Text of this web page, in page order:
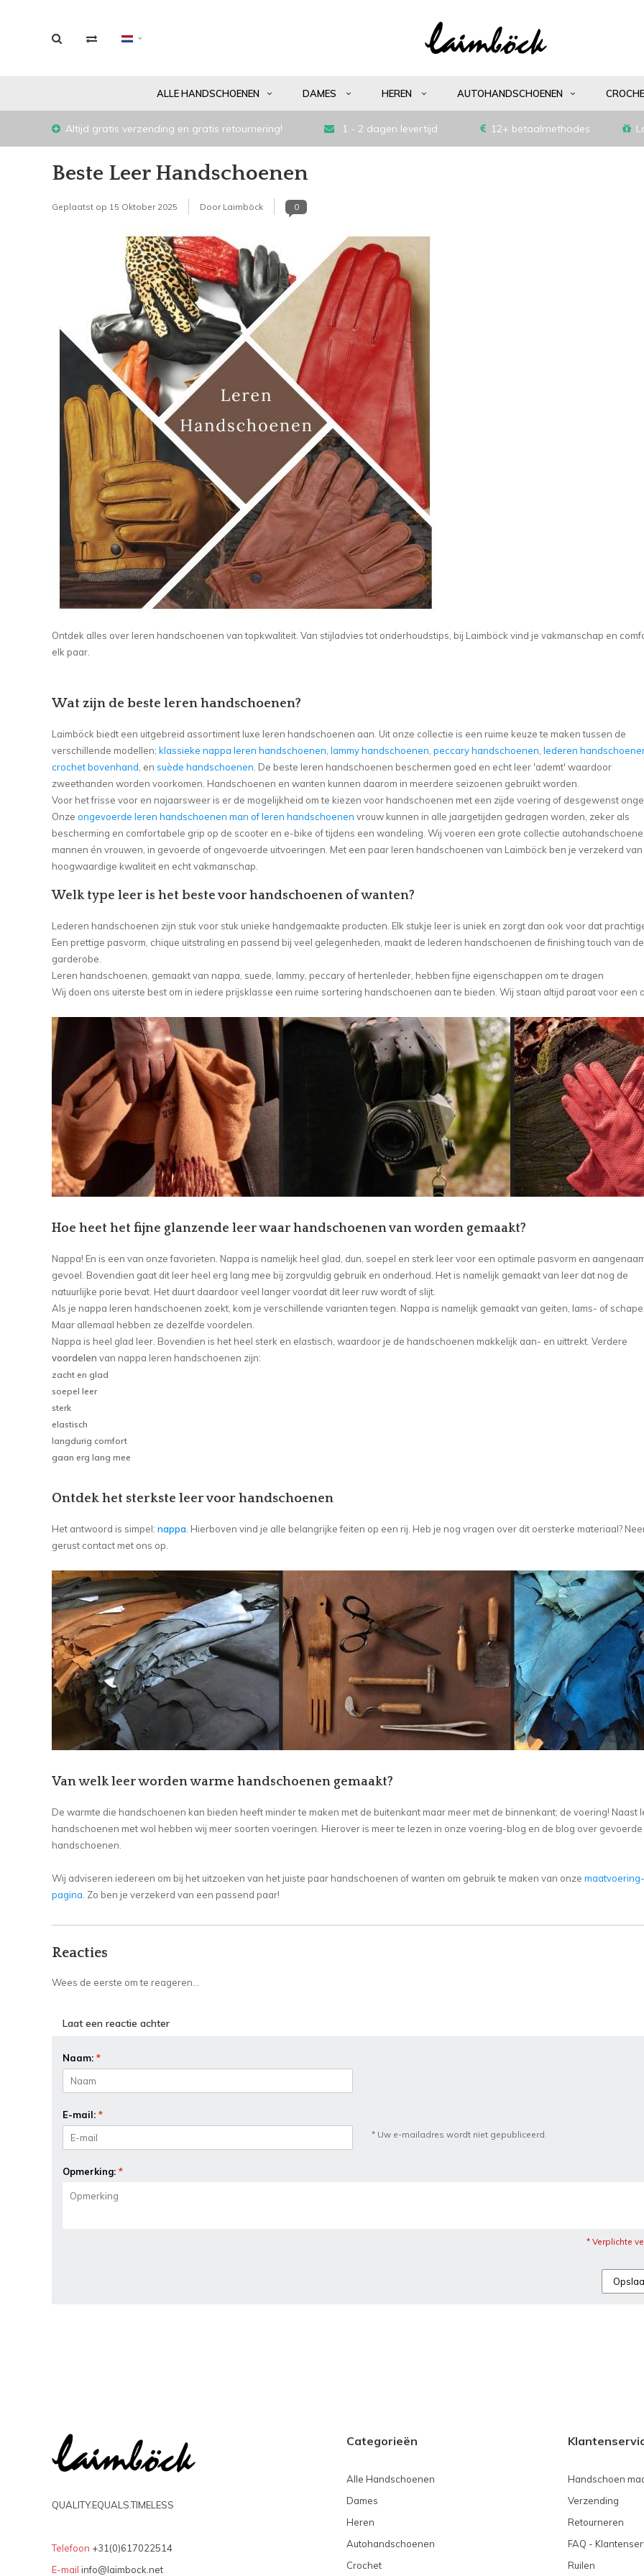
ALLE HANDSCHOENEN DAMES HEREN AUTOHANDSCHOENEN
Altijd gratis verzending en gratis retournering! 1 - 2 dagen levertijd 12+ betaalmethodes
Beste Leer Handschoenen
Geplaatst op 15 Oktober 2025 Door Laimböck 0
Ontdek alles over leren handschoenen van topkwaliteit. Van stijladvies tot onderhoudstips, bij Laimböck vind je vakmanschap en
elk paar.
Wat zijn de beste leren handschoenen?
Laimböck biedt een uitgebreid assortiment luxe leren handschoenen aan. Uit onze collectie is een ruime keuze te maken tussen de
verschillende modellen; klassieke nappa leren handschoenen lammy handschoenen peccary handschoenen lederen
crochet bovenhand , en suède handschoenen . De beste leren handschoenen beschermen goed en echt leer 'ademt' waardoor
zweethanden worden voorkomen. Handschoenen en wanten kunnen daarom in meerdere seizoenen gebruikt worden.
Voor het frisse voor en najaarsweer is er de mogelijkheid om te kiezen voor handschoenen met een zijde voering of desgewenst
Onze ongevoerde leren handschoenen man of leren handschoenen vrouw kunnen in alle jaargetijden gedragen worden, zeker als
bescherming en comfortabele grip op de scooter en e-bike of tijdens een wandeling. Wij voeren een grote collectie
mannen én vrouwen, in gevoerde of ongevoerde uitvoeringen. Met een paar leren handschoenen van Laimböck ben je verzekerd van
hoogwaardige kwaliteit en echt vakmanschap.
Welk type leer is het beste voor handschoenen of wanten?
Lederen handschoenen zijn stuk voor stuk unieke handgemaakte producten. Elk stukje leer is uniek en zorgt dan ook voor dat
Een prettige pasvorm, chique uitstraling en passend bij veel gelegenheden, maakt de lederen handschoenen de finishing touch van de
garderobe.
Leren handschoenen, gemaakt van nappa, suede, lammy, peccary of hertenleder, hebben fijne eigenschappen om te dragen
Wij doen ons uiterste best om in iedere prijsklasse een ruime sortering handschoenen aan te bieden. Wij staan altijd paraat voor een
Hoe heet het fijne glanzende leer waar handschoenen van worden gemaakt?
Nappa! En is een van onze favorieten. Nappa is namelijk heel glad, dun, soepel en sterk leer voor een optimale pasvorm en
gevoel. Bovendien gaat dit leer heel erg lang mee bij zorgvuldig gebruik en onderhoud. Het is namelijk gemaakt van leer dat nog de
natuurlijke porie bevat. Het duurt daardoor veel langer voordat dit leer ruw wordt of slijt.
Als je nappa leren handschoenen zoekt, kom je verschillende varianten tegen. Nappa is namelijk gemaakt van geiten, lams- of
Maar allemaal hebben ze dezelfde voordelen.
Nappa is heel glad leer. Bovendien is het heel sterk en elastisch, waardoor je de handschoenen makkelijk aan- en uittrekt. Verdere
voordelen van nappa leren handschoenen zijn:
zacht en glad
soepel leer
sterk
elastisch
langdurig comfort
gaan erg lang mee
Ontdek het sterkste leer voor handschoenen
Het antwoord is simpel: nappa . Hierboven vind je alle belangrijke feiten op een rij. Heb je nog vragen over dit oersterke materiaal?
gerust contact met ons op.
Van welk leer worden warme handschoenen gemaakt?
De warmte die handschoenen kan bieden heeft minder te maken met de buitenkant maar meer met de binnenkant; de voering! Naast
handschoenen met wol hebben wij meer soorten voeringen. Hierover is meer te lezen in onze voering-blog en de blog over gevoerde
handschoenen.
Wij adviseren iedereen om bij het uitzoeken van het juiste paar handschoenen of wanten om gebruik te maken van onze maatvoering-
pagina . Zo ben je verzekerd van een passend paar!
Reacties
Wees de eerste om te reageren...
Laat een reactie achter
Naam: *
E-mail: *
* Uw e-mailadres wordt niet gepubliceerd.
Opmerking: *
* Verplichte
QUALITY.EQUALS.TIMELESS
Telefoon +31(0)617022514
E-mail info@laimbock.net
Categorieën
Alle Handschoenen
Dames
Heren
Autohandschoenen
Crochet
Handschoen
Verzending
Retourneren
FAQ -
Ruilen